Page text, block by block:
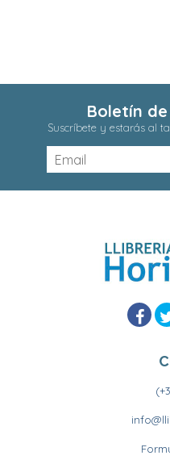
Boletín
Suscríbete y estarás al